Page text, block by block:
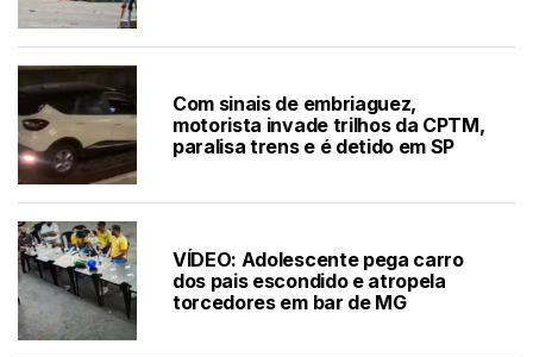
Com sinais de embriaguez,
motorista invade trilhos da CPTM,
paralisa trens e é detido em SP
VÍDEO: Adolescente pega carro
dos pais escondido e atropela
torcedores em bar de MG